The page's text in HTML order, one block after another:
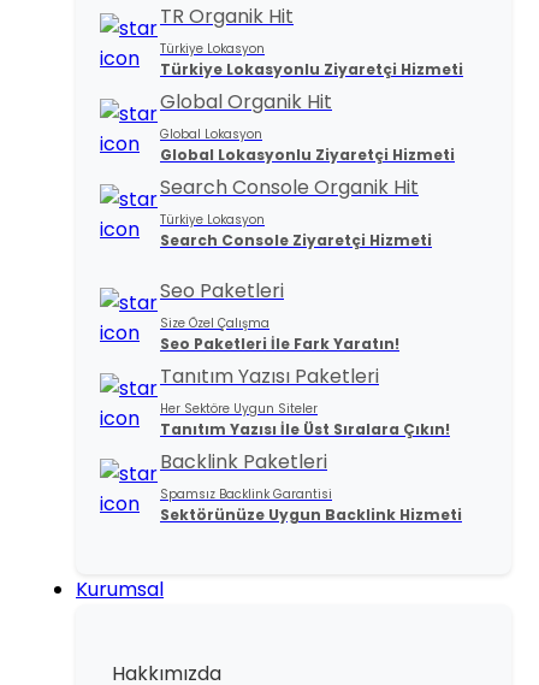
TR Organik Hit
Türkiye Lokasyon
Türkiye Lokasyonlu Ziyaretçi Hizmeti
Global Organik Hit
Global Lokasyon
Global Lokasyonlu Ziyaretçi Hizmeti
Search Console Organik Hit
Türkiye Lokasyon
Search Console Ziyaretçi Hizmeti
Seo Paketleri
Size Özel Çalışma
Seo Paketleri İle Fark Yaratın!
Tanıtım Yazısı Paketleri
Her Sektöre Uygun Siteler
Tanıtım Yazısı İle Üst Sıralara Çıkın!
Backlink Paketleri
Spamsız Backlink Garantisi
Sektörünüze Uygun Backlink Hizmeti
Kurumsal
Hakkımızda